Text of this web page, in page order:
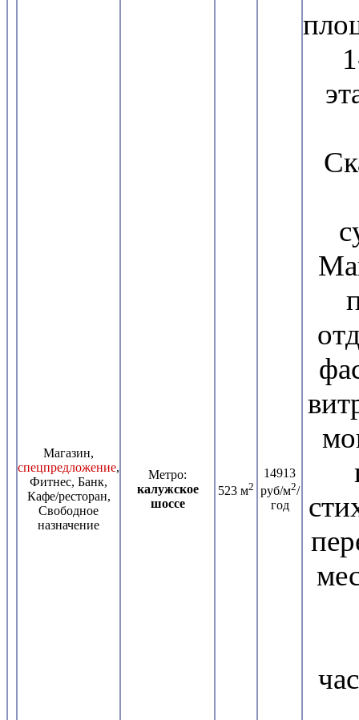
Магазин,
спецпредложение,
Фитнес, Банк,
Кафе/ресторан,
Свободное
назначение
Метро:
калужское
шоссе
523 м2
14913
руб/м2/
год